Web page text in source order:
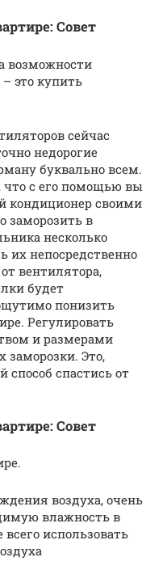
Совет
возможности
это купить
сейчас
недорогие
буквально всем.
что с его помощью вы
кондиционер своими
заморозить в
несколько
их непосредственно
вентилятора,
будет
понизить
Регулировать
и размерами
заморозки. Это,
спастись от
Совет
воздуха, очень
влажность в
использовать